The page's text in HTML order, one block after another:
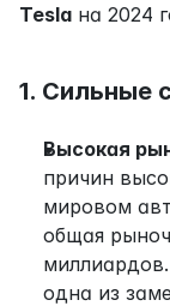
Tesla на 2024
1. Сильные
Высокая
причин
мировом
общая
одна из